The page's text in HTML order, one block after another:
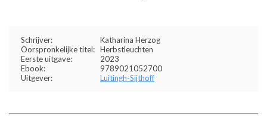
Schrijver:
Katharina Herzog
Oorspronkelijke titel: Herbstleuchten
Eerste uitgave:
2023
Ebook:
9789021052700
Uitgever:
Luitingh-Sijthoff